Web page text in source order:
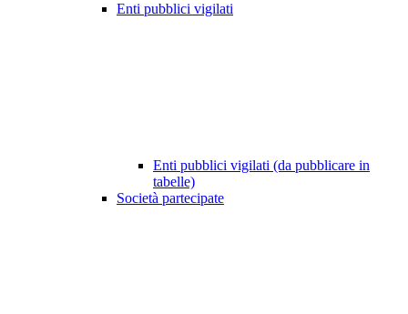
Enti pubblici vigilati
Enti pubblici vigilati (da pubblicare in
tabelle)
Società partecipate